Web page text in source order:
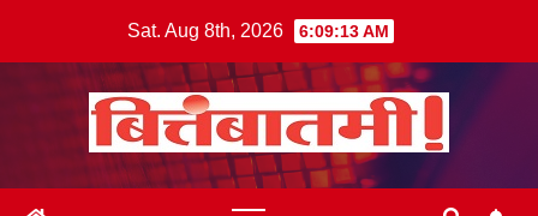
Sat. Aug 8th, 2026 6:09:13 AM